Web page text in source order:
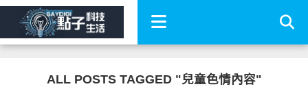
ALL POSTS TAGGED "兒童色情內容"